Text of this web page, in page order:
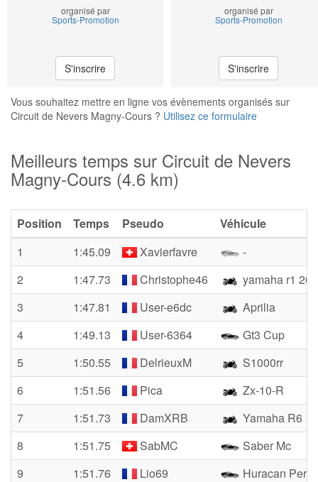
organisé par
Sports-Promotion
S'inscrire
organisé par
Sports-Promotion
S'inscrire
Vous souhaitez mettre en ligne vos évènements organisés sur
Circuit de Nevers Magny-Cours ? Utilisez ce formulaire
Meilleurs temps sur Circuit de Nevers
Magny-Cours (4.6 km)
Position Temps Pseudo
Véhicule
1
1:45.09 Xavierfavre
-
2
1:47.73 Christophe46
yamaha r1
3
1:47.81 User-e6dc
Aprilia
4
1:49.13 User-6364
Gt3 Cup
5
1:50.55 DelrieuxM
S1000rr
6
1:51.56 Pica
Zx-10-R
7
1:51.73 DamXRB
Yamaha R6
8
1:51.75 SabMC
Saber Mc
9
1:51.76 Lio69
Huracan